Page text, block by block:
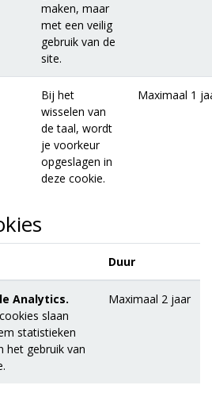
maken, maar
met een veilig
gebruik van de
site.
Bij het
wisselen van
de taal, wordt
je voorkeur
opgeslagen in
deze cookie.
Maximaal 1
Duur
Analytics.
slaan
statistieken
het gebruik van
Maximaal 2 jaar